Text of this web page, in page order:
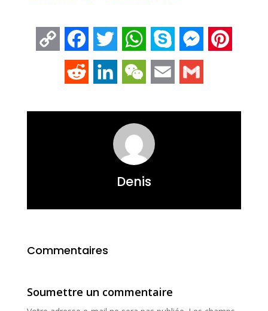
Copy
Link
FacebookTwitter WhatsApp
Skype Messenger
Reddit LinkedInWeChat Email
Denis
Commentaires
Soumettre un commentaire